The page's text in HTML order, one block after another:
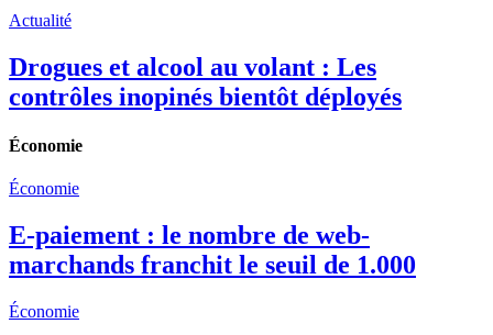
Actualité
Drogues et alcool au volant : Les
contrôles inopinés bientôt déployés
Économie
Économie
E-paiement : le nombre de web-
marchands franchit le seuil de 1.000
Économie